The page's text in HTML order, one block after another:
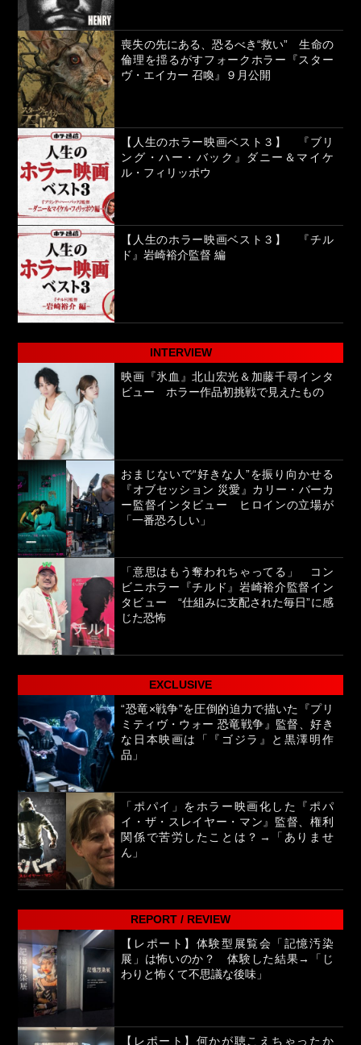
喪失の先にある、恐るべき“救い” 生命の
倫理を揺るがすフォークホラー『スター
ヴ・エイカー 召喚』９月公開
【人生のホラー映画ベスト３】 『ブリ
ング・ハー・バック』ダニー＆マイケ
ル・フィリッポウ
【人生のホラー映画ベスト３】 『チル
ド』岩崎裕介監督 編
INTERVIEW
映画『氷血』北山宏光＆加藤千尋インタ
ビュー ホラー作品初挑戦で見えたもの
おまじないで“好きな人”を振り向かせる
『オブセッション 災愛』カリー・バーカ
ー監督インタビュー ヒロインの立場が
「一番恐ろしい」
「意思はもう奪われちゃってる」 コン
ビニホラー『チルド』岩崎裕介監督イン
タビュー “仕組みに支配された毎日”に感
じた恐怖
EXCLUSIVE
“恐竜×戦争”を圧倒的迫力で描いた『プリ
ミティヴ・ウォー 恐竜戦争』監督、好き
な日本映画は「『ゴジラ』と黒澤明作
品」
「ポパイ」をホラー映画化した『ポパ
イ・ザ・スレイヤー・マン』監督、権利
関係で苦労したことは？→「ありませ
ん」
REPORT / REVIEW
【レポート】体験型展覧会「記憶汚染
展」は怖いのか？ 体験した結果→「じ
わりと怖くて不思議な後味」
【レポート】何かが聴こえちゃったか